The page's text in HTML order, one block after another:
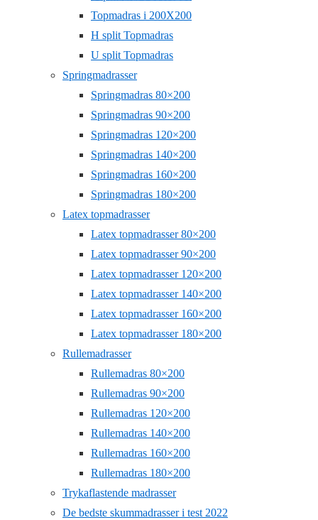
Topmadras i 200X200
H split Topmadras
U split Topmadras
Springmadrasser
Springmadras 80×200
Springmadras 90×200
Springmadras 120×200
Springmadras 140×200
Springmadras 160×200
Springmadras 180×200
Latex topmadrasser
Latex topmadrasser 80×200
Latex topmadrasser 90×200
Latex topmadrasser 120×200
Latex topmadrasser 140×200
Latex topmadrasser 160×200
Latex topmadrasser 180×200
Rullemadrasser
Rullemadras 80×200
Rullemadras 90×200
Rullemadras 120×200
Rullemadras 140×200
Rullemadras 160×200
Rullemadras 180×200
Trykaflastende madrasser
De bedste skummadrasser i test 2022